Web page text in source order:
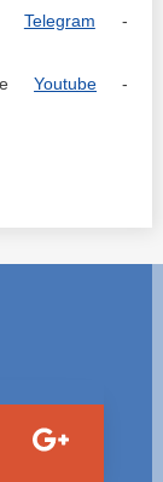
Telegram -
deYoutube -